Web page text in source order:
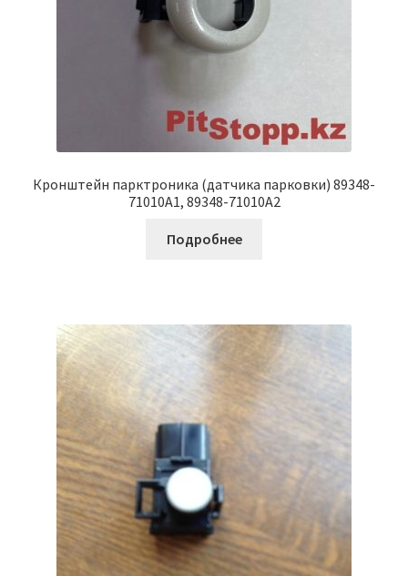
Кронштейн парктроника (датчика парковки) 89348-
71010A1, 89348-71010A2
Подробнее